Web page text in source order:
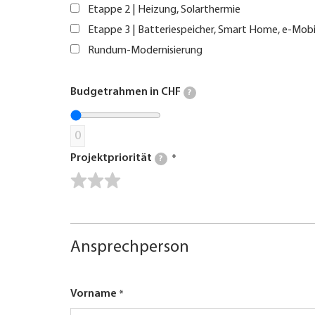
Etappe 2 | Heizung, Solarthermie
Etappe 3 | Batteriespeicher, Smart Home, e-
Rundum-Modernisierung
Budgetrahmen in CHF ?
0
Projektpriorität ?
Ansprechperson
Vorname